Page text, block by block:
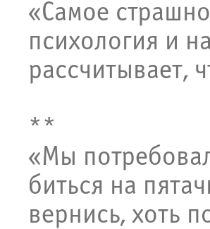
«Самое
психология и
рассчитывает,
**
«Мы
биться на
вернись, хоть